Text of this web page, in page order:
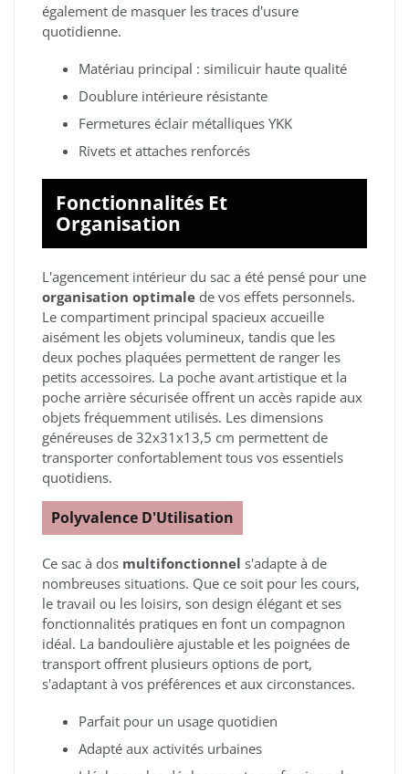
également de masquer les traces d'usure
quotidienne.
Matériau principal : similicuir haute qualité
Doublure intérieure résistante
Fermetures éclair métalliques YKK
Rivets et attaches renforcés
Fonctionnalités Et
Organisation
L'agencement intérieur du sac a été pensé pour une
organisation optimale de vos effets personnels.
Le compartiment principal spacieux accueille
aisément les objets volumineux, tandis que les
deux poches plaquées permettent de ranger les
petits accessoires. La poche avant artistique et la
poche arrière sécurisée offrent un accès rapide aux
objets fréquemment utilisés. Les dimensions
généreuses de 32x31x13,5 cm permettent de
transporter confortablement tous vos essentiels
quotidiens.
Polyvalence D'Utilisation
Ce sac à dos multifonctionnel s'adapte à de
nombreuses situations. Que ce soit pour les cours,
le travail ou les loisirs, son design élégant et ses
fonctionnalités pratiques en font un compagnon
idéal. La bandoulière ajustable et les poignées de
transport offrent plusieurs options de port,
s'adaptant à vos préférences et aux circonstances.
Parfait pour un usage quotidien
Adapté aux activités urbaines